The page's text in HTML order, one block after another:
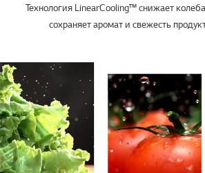
Технология LinearCooling™ снижает
сохраняет аромат и свежесть